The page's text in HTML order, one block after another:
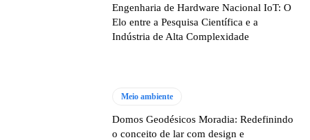
Engenharia de Hardware Nacional IoT: O
Elo entre a Pesquisa Científica e a
Indústria de Alta Complexidade
Meio ambiente
Domos Geodésicos Moradia: Redefinindo
o conceito de lar com design e